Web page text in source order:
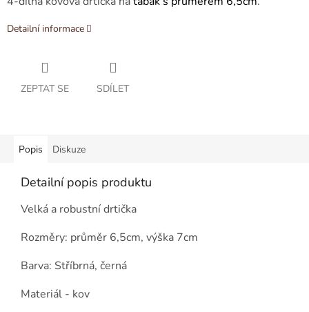
Detailní informace
ZEPTAT SE SDÍLET
Popis Diskuze
Detailní popis produktu
Velká a robustní drtička
Rozměry: průměr 6,5cm, výška 7cm
Barva: Stříbrná, černá
Materiál - kov